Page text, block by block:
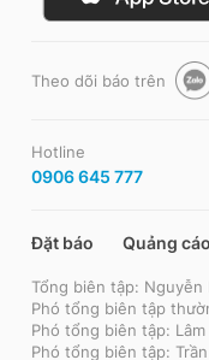
Theo dõi báo trên
Hotline
0906 645 777
Đặt báo Quảng cáo
Tổng biên tập: Nguyễn
Phó tổng biên tập
Phó tổng biên tập:
Phó tổng biên tập: